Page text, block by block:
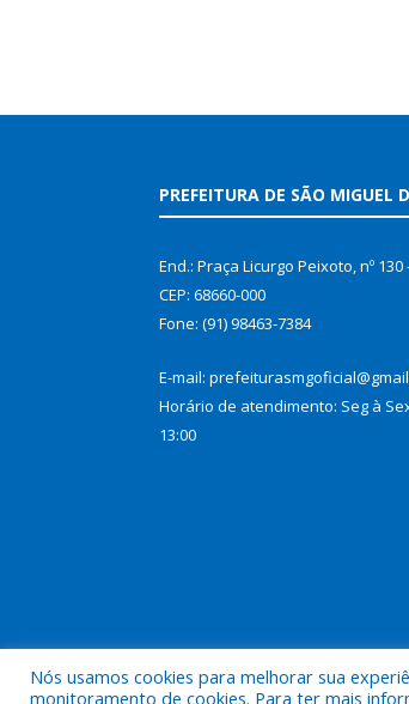
PREFEITURA DE SÃO MIGUEL
End.: Praça Licurgo Peixoto, nº 130
CEP: 68660-000
Fone: (91) 98463-7384
E-mail:
Horário de atendimento: Seg à
13:00
Todos os direitos reservados a
Nós usamos cookies para melhorar sua
monitoramento de cookies. Para ter mais